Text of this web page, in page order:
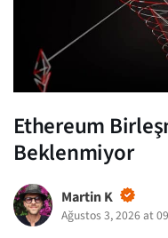
Ethereum
Beklenmiyor
Martin K
Ağustos 3, 2026 at